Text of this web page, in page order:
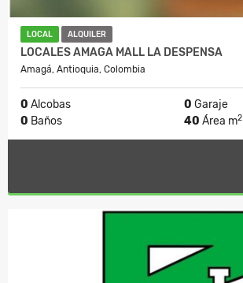
LOCAL ALQUILER
LOCALES AMAGA MALL LA DESPENSA
Amagá, Antioquia, Colombia
0 Alcobas 0 Garaje
0 Baños 40 Área m2